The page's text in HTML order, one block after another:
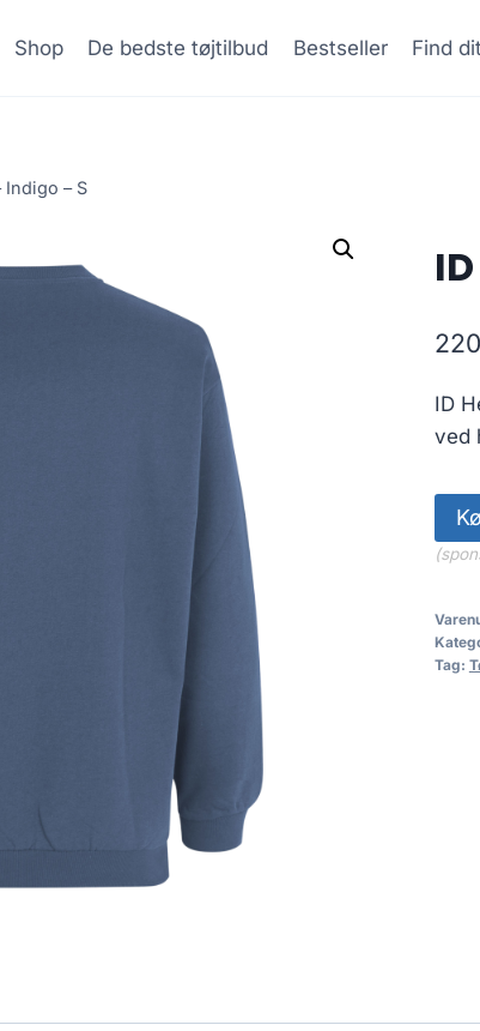
Shop De bedste tøjtilbud Bestseller Find
Indigo – S
ID
ved
Tag: